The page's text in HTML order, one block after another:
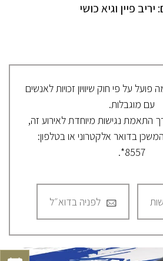
יריב פיין וגיא כושי
על פי חוק שיוויון זכויות לאנשים
עם מוגבלות.
התאמת נגישות מיוחדת לאירוע זה,
בדואר אלקטרוני או בטלפון:
8557*.
לפניה בדוא״ל